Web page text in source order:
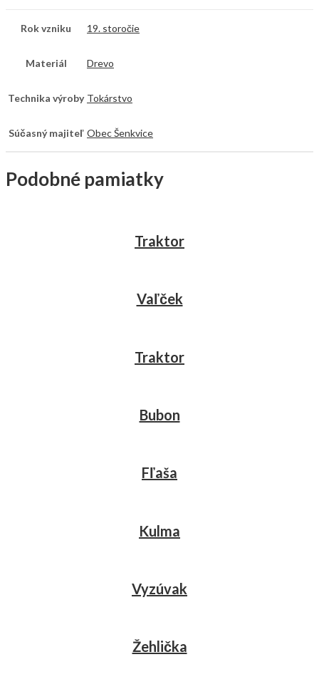
Rok vzniku 19. storočie
Materiál Drevo
Technika výroby Tokárstvo
Súčasný majiteľ Obec Šenkvice
Podobné pamiatky
Traktor
Vaľček
Traktor
Bubon
Fľaša
Kulma
Vyzúvak
Žehlička